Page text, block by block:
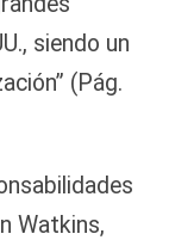
siendo un
(Pág.
Watkins,